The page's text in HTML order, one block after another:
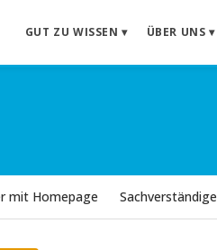
GUT ZU WISSEN ▾ ÜBER UNS ▾
mit Homepage Sachverständige